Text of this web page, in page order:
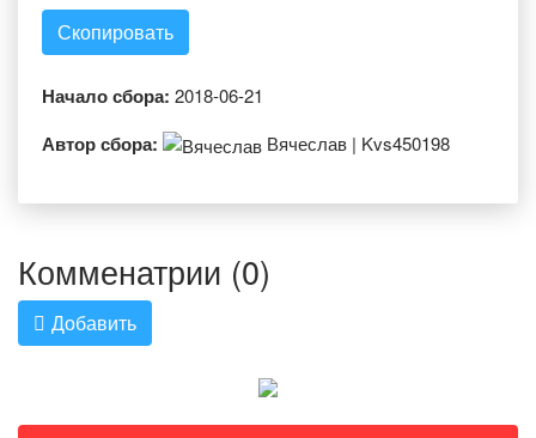
Скопировать
Начало сбора: 2018-06-21
Автор сбора: Вячеслав | Kvs450198
Комменатрии (0)
Добавить